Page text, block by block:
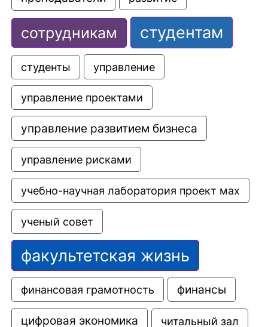
сотрудникам студентам
студенты управление
управление проектами
управление развитием бизнеса
управление рисками
учебно-научная лаборатория проект мах
ученый совет
факультетская жизнь
финансовая грамотность финансы
цифровая экономика читальный зал